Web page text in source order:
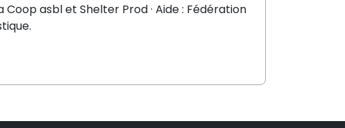
Coop asbl et Shelter Prod · Aide : Fédération